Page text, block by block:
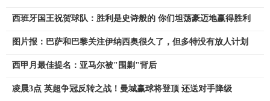
西班牙国王祝贺球队：胜利是史诗般的 你们坦荡豪迈地赢得胜利
图片报：巴萨和巴黎关注伊纳西奥很久了，但多特没有放人计划
西甲月最佳提名：亚马尔被"围剿"背后
凌晨3点 英超争冠反转之战！曼城赢球将登顶 还送对手降级